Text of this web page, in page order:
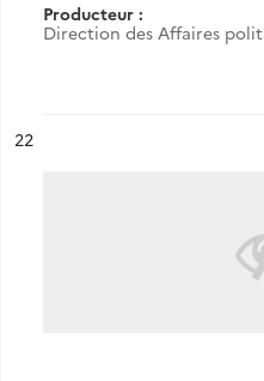
Producteur :
Direction des Affaires
n°
22